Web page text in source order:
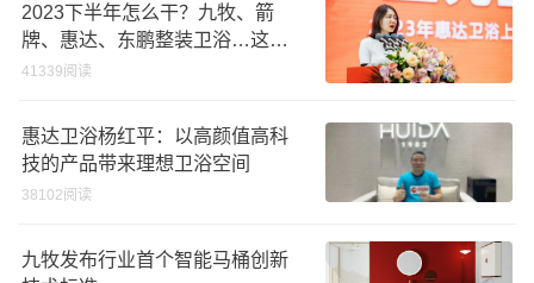
2023下半年怎么干？九牧、箭
牌、惠达、东鹏整装卫浴…这样
说
41339阅读
惠达卫浴杨红平：以高颜值高科
技的产品带来理想卫浴空间
38102阅读
九牧发布行业首个智能马桶创新